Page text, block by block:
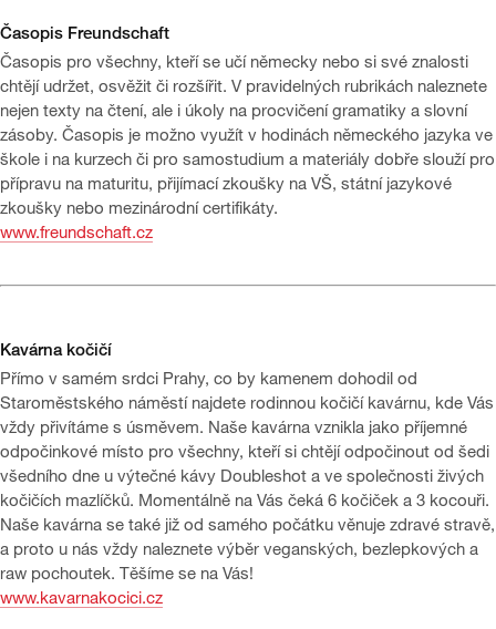
Časopis Freundschaft
Časopis pro všechny, kteří se učí německy nebo si své znalosti
chtějí udržet, osvěžit či rozšířit. V pravidelných rubrikách naleznete
nejen texty na čtení, ale i úkoly na procvičení gramatiky a slovní
zásoby. Časopis je možno využít v hodinách německého jazyka ve
škole i na kurzech či pro samostudium a materiály dobře slouží pro
přípravu na maturitu, přijímací zkoušky na VŠ, státní jazykové
zkoušky nebo mezinárodní certifikáty.
www.freundschaft.cz
Kavárna kočičí
Přímo v samém srdci Prahy, co by kamenem dohodil od
Staroměstského náměstí najdete rodinnou kočičí kavárnu, kde Vás
vždy přivítáme s úsměvem. Naše kavárna vznikla jako příjemné
odpočinkové místo pro všechny, kteří si chtějí odpočinout od šedi
všedního dne u výtečné kávy Doubleshot a ve společnosti živých
kočičích mazlíčků. Momentálně na Vás čeká 6 kočiček a 3 kocouři.
Naše kavárna se také již od samého počátku věnuje zdravé stravě,
a proto u nás vždy naleznete výběr veganských, bezlepkových a
raw pochoutek. Těšíme se na Vás!
www.kavarnakocici.cz